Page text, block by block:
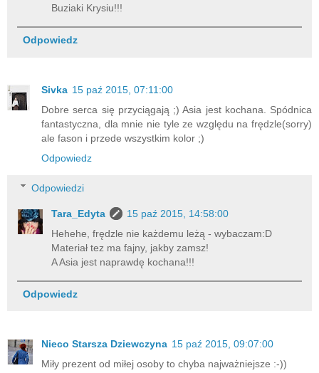
Buziaki Krysiu!!!
Odpowiedz
Sivka 15 paź 2015, 07:11:00
Dobre serca się przyciągają ;) Asia jest kochana. Spódnica
fantastyczna, dla mnie nie tyle ze względu na frędzle(sorry)
ale fason i przede wszystkim kolor ;)
Odpowiedz
Odpowiedzi
Tara_Edyta
15 paź 2015, 14:58:00
Hehehe, frędzle nie każdemu leżą - wybaczam:D
Materiał tez ma fajny, jakby zamsz!
A Asia jest naprawdę kochana!!!
Odpowiedz
Nieco Starsza Dziewczyna 15 paź 2015, 09:07:00
Miły prezent od miłej osoby to chyba najważniejsze :-))